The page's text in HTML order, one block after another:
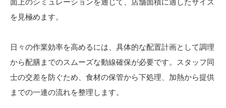
を見極めます。
日々の作業効率を高めるには、具体的な配置計画として調理
から配膳までのスムーズな動線確保が必要です。スタッフ同
士の交差を防ぐため、食材の保管から下処理、加熱から提供
までの一連の流れを整理します。